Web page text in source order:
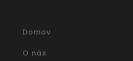
Domov
O nás